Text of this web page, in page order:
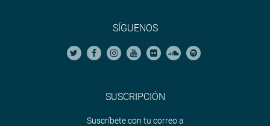
SÍGUENOS
SUSCRIPCIÓN
Suscríbete con tu correo a